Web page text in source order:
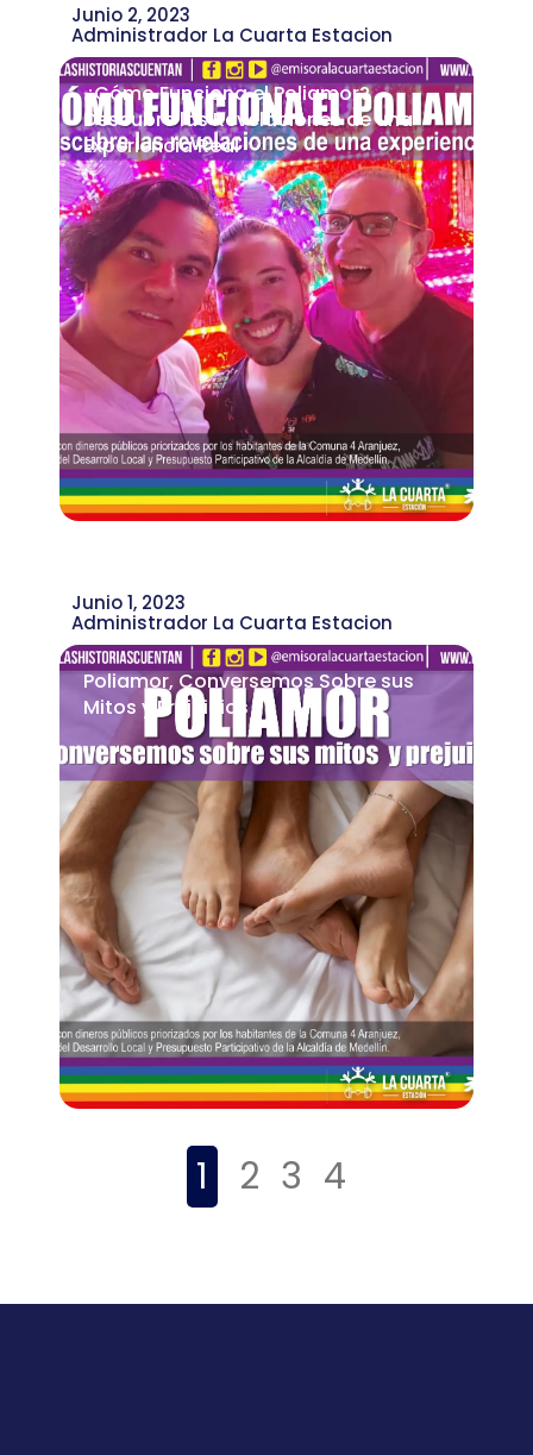
Junio 2, 2023
Administrador La Cuarta Estacion
¿Cómo Funciona el Poliamor?
Descubre las Revelaciones de una
Experiencia Real
Junio 1, 2023
Administrador La Cuarta Estacion
Poliamor, Conversemos Sobre sus
Mitos y Prejuicios
1 2 3 4